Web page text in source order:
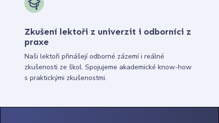
Zkušení lektoři z univerzit i odborníci z
praxe
Naši lektoři přinášejí odborné zázemí i reálné
zkušenosti ze škol. Spojujeme akademické know-how
s praktickými zkušenostmi.